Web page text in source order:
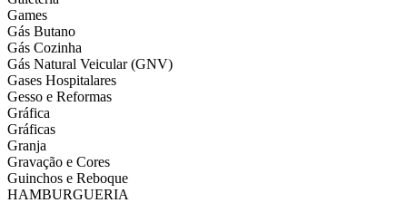
Games
Gás Butano
Gás Cozinha
Gás Natural Veicular (GNV)
Gases Hospitalares
Gesso e Reformas
Gráfica
Gráficas
Granja
Gravação e Cores
Guinchos e Reboque
HAMBURGUERIA